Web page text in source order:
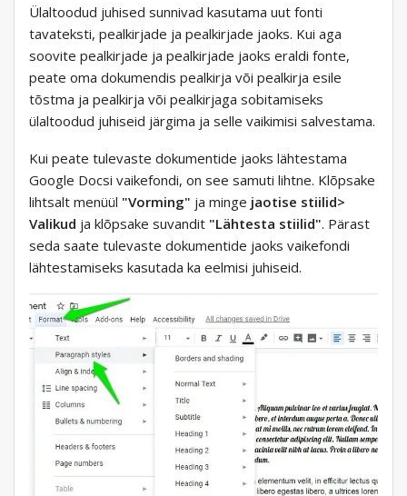
Ülaltoodud juhised sunnivad kasutama uut fonti
tavateksti, pealkirjade ja pealkirjade jaoks. Kui aga
soovite pealkirjade ja pealkirjade jaoks eraldi fonte,
peate oma dokumendis pealkirja või pealkirja esile
tõstma ja pealkirja või pealkirjaga sobitamiseks
ülaltoodud juhiseid järgima ja selle vaikimisi salvestama.
Kui peate tulevaste dokumentide jaoks lähtestama
Google Docsi vaikefondi, on see samuti lihtne. Klõpsake
lihtsalt menüül "Vorming" ja minge jaotise stiilid>
Valikud ja klõpsake suvandit "Lähtesta stiilid". Pärast
seda saate tulevaste dokumentide jaoks vaikefondi
lähtestamiseks kasutada ka eelmisi juhiseid.